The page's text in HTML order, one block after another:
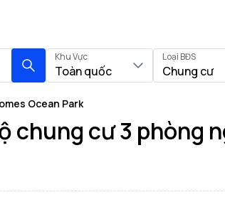
Khu Vực
Toàn quốc
Loại BĐS
Chung cư
Ocean Park
chung cư 3 phòng